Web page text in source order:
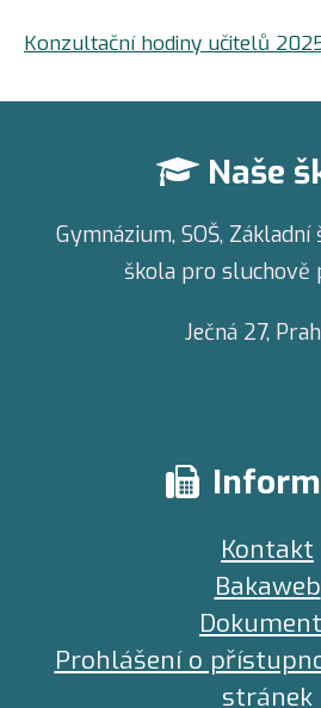
Konzultační hodiny učitelů
Naše
Gymnázium, SOŠ,
škola pro sluchově
Ječná 27,
Kontakt
Bakaweb
Prohlášení o
stránek